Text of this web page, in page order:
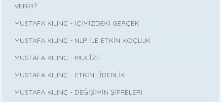
VERİR?
MUSTAFA KILINÇ - İÇİMİZDEKİ GERÇEK
MUSTAFA KILINÇ - NLP İLE ETKİN KOÇLUK
MUSTAFA KILINÇ - MUCİZE
MUSTAFA KILINÇ - ETKİN LİDERLİK
MUSTAFA KILINÇ - DEĞİŞİMİN ŞİFRELERİ